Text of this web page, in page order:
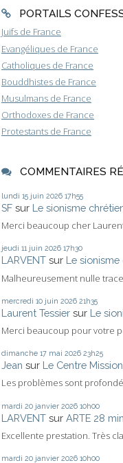
PORTAILS
Juifs de France
Evangéliques de France
Catholiques de France
Bouddhistes de France
Musulmans de France
Orthodoxes de France
Protestants de France
COMMENTAIRES
lundi 15 juin 2026 17h55
SF sur Le sionisme
Merci beaucoup cher
jeudi 11 juin 2026 17h30
LARVENT sur Le sionisme
Malheureusement nulle
mercredi 10 juin 2026 21h35
Laurent Tessier sur Le
Merci beaucoup pour votre
dimanche 17 mai 2026 23h25
Jean sur Le Centre
Les problèmes sont
mardi 20 janvier 2026 10h00
LARVENT sur ARTE 28
Excellente prestation. Très
mardi 20 janvier 2026 10h00